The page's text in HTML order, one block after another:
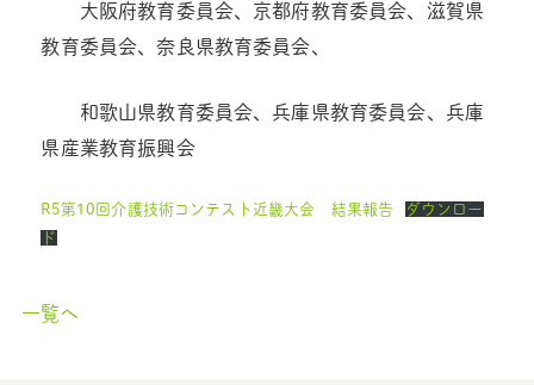
大阪府教育委員会、京都府教育委員会、滋賀県
教育委員会、奈良県教育委員会、
和歌山県教育委員会、兵庫県教育委員会、兵庫
県産業教育振興会
R5第10回介護技術コンテスト近畿大会 結果報告
ダウンロー
ド
一覧へ